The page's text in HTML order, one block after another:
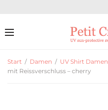
Start / Damen / UV Shirt Damen
mit Reissverschluss – cherry